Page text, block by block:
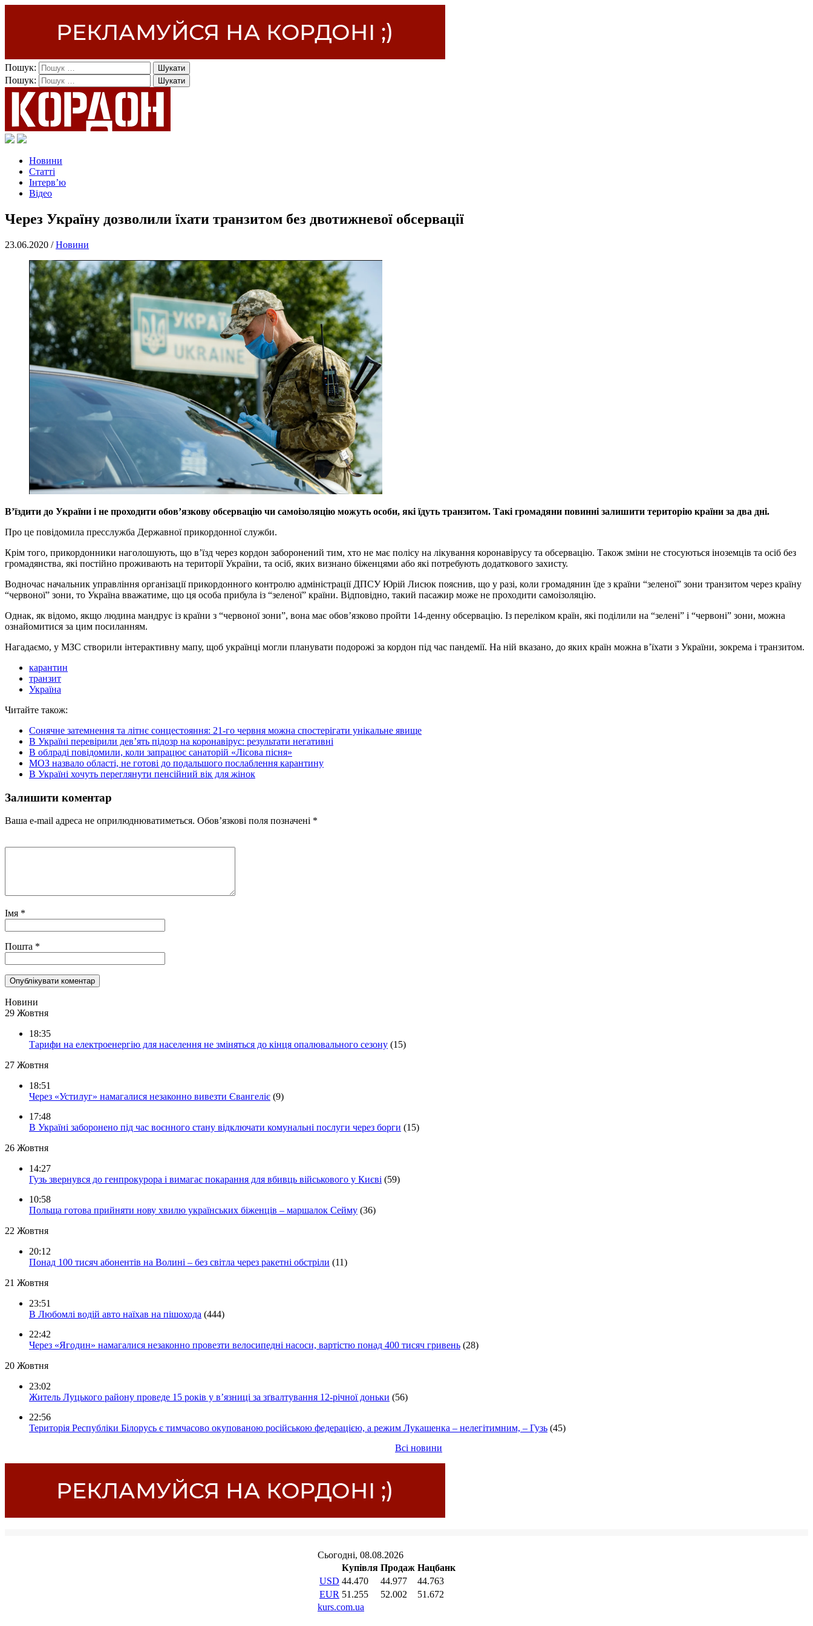
Пошук:
Пошук:
Новини
Статті
Інтерв’ю
Відео
Через Україну дозволили їхати транзитом без двотижневої обсервації
23.06.2020 /Новини
В’їздити до України і не проходити обов’язкову обсервацію чи самоізоляцію можуть особи, які їдуть транзитом. Такі громадяни повинні залишити територію країни за два дні.
Про це повідомила пресслужба Державної прикордонної служби.
Крім того, прикордонники наголошують, що в’їзд через кордон заборонений тим, хто не має полісу на лікування коронавірусу та обсервацію. Також зміни не стосуються іноземців та осіб без
громадянства, які постійно проживають на території України, та осіб, яких визнано біженцями або які потребують додаткового захисту.
Водночас начальник управління організації прикордонного контролю адміністрації ДПСУ Юрій Лисюк пояснив, що у разі, коли громадянин їде з країни “зеленої” зони транзитом через країну
“червоної” зони, то Україна вважатиме, що ця особа прибула із “зеленої” країни. Відповідно, такий пасажир може не проходити самоізоляцію.
Однак, як відомо, якщо людина мандрує із країни з “червоної зони”, вона має обов’язково пройти 14-денну обсервацію. Із переліком країн, які поділили на “зелені” і “червоні” зони, можна
ознайомитися за цим посиланням.
Нагадаємо, у МЗС створили інтерактивну мапу, щоб українці могли планувати подорожі за кордон під час пандемії. На ній вказано, до яких країн можна в’їхати з України, зокрема і транзитом.
карантин
транзит
Україна
Читайте також:
Сонячне затемнення та літнє сонцестояння: 21-го червня можна спостерігати унікальне явище
В Україні перевірили дев’ять підозр на коронавірус: результати негативні
В облраді повідомили, коли запрацює санаторій «Лісова пісня»
МОЗ назвало області, не готові до подальшого послаблення карантину
В Україні хочуть переглянути пенсійний вік для жінок
Залишити коментар
Ваша e-mail адреса не оприлюднюватиметься. Обов’язкові поля позначені *
Імя *
Пошта *
Новини
29 Жовтня
18:35
Тарифи на електроенергію для населення не зміняться до кінця опалювального сезону (15)
27 Жовтня
18:51
Через «Устилуг» намагалися незаконно вивезти Євангеліє (9)
17:48
В Україні заборонено під час воєнного стану відключати комунальні послуги через борги (15)
26 Жовтня
14:27
Гузь звернувся до генпрокурора і вимагає покарання для вбивць військового у Києві (59)
10:58
Польща готова прийняти нову хвилю українських біженців – маршалок Сейму (36)
22 Жовтня
20:12
Понад 100 тисяч абонентів на Волині – без світла через ракетні обстріли (11)
21 Жовтня
23:51
В Любомлі водій авто наїхав на пішохода (444)
22:42
Через «Ягодин» намагалися незаконно провезти велосипедні насоси, вартістю понад 400 тисяч гривень (28)
20 Жовтня
23:02
Житель Луцького району проведе 15 років у в’язниці за зґвалтування 12-річної доньки (56)
22:56
Територія Республіки Білорусь є тимчасово окупованою російською федерацією, а режим Лукашенка – нелегітимним, – Гузь (45)
Всі новини